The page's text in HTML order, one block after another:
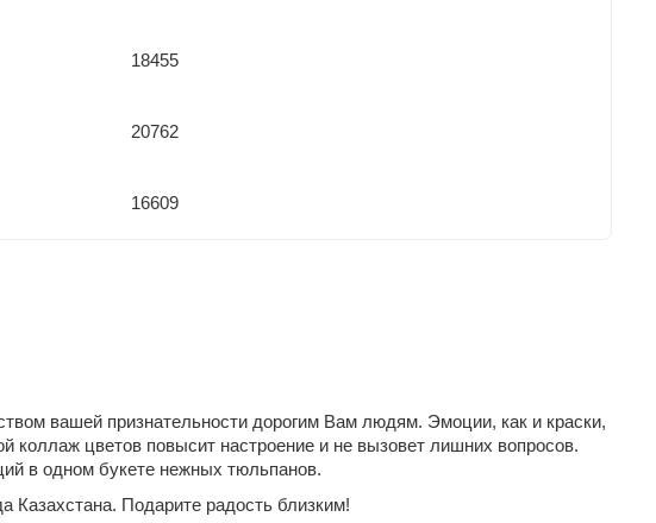
18455
20762
16609
вашей признательности дорогим Вам людям. Эмоции, как и краски,
коллаж цветов повысит настроение и не вызовет лишних вопросов.
в одном букете нежных тюльпанов.
Казахстана. Подарите радость близким!